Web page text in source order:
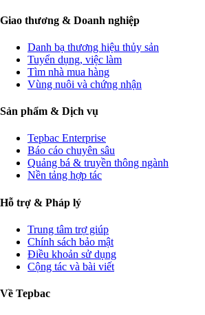
Giao thương & Doanh nghiệp
Danh bạ thương hiệu thủy sản
Tuyển dụng, việc làm
Tìm nhà mua hàng
Vùng nuôi và chứng nhận
Sản phẩm & Dịch vụ
Tepbac Enterprise
Báo cáo chuyên sâu
Quảng bá & truyền thông ngành
Nền tảng hợp tác
Hỗ trợ & Pháp lý
Trung tâm trợ giúp
Chính sách bảo mật
Điều khoản sử dụng
Cộng tác và bài viết
Về Tepbac